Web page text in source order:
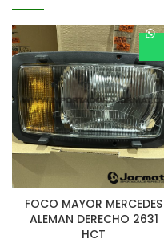
FOCO MAYOR MERCEDES
ALEMAN DERECHO 2631
HCT